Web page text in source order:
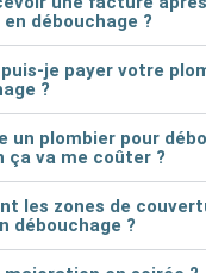
débouchage ?
je payer votre
?
un plombier pour
ça va me coûter ?
les zones de
débouchage ?